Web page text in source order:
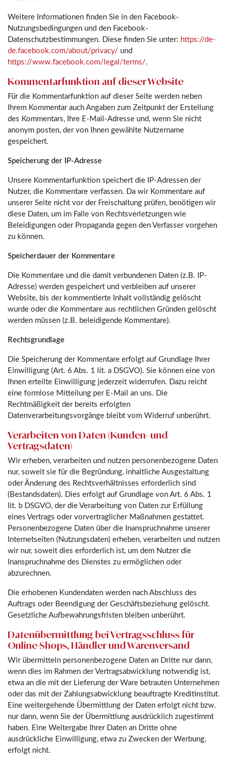
Weitere Informationen finden Sie in den Facebook-
Nutzungsbedingungen und den Facebook-
Datenschutzbestimmungen. Diese finden Sie unter: https://de-
de.facebook.com/about/privacy/ und
https://www.facebook.com/legal/terms/.
Kommentarfunktion auf dieser Website
Für die Kommentarfunktion auf dieser Seite werden neben
Ihrem Kommentar auch Angaben zum Zeitpunkt der Erstellung
des Kommentars, Ihre E-Mail-Adresse und, wenn Sie nicht
anonym posten, der von Ihnen gewählte Nutzername
gespeichert.
Speicherung der IP-Adresse
Unsere Kommentarfunktion speichert die IP-Adressen der
Nutzer, die Kommentare verfassen. Da wir Kommentare auf
unserer Seite nicht vor der Freischaltung prüfen, benötigen wir
diese Daten, um im Falle von Rechtsverletzungen wie
Beleidigungen oder Propaganda gegen den Verfasser vorgehen
zu können.
Speicherdauer der Kommentare
Die Kommentare und die damit verbundenen Daten (z.B. IP-
Adresse) werden gespeichert und verbleiben auf unserer
Website, bis der kommentierte Inhalt vollständig gelöscht
wurde oder die Kommentare aus rechtlichen Gründen gelöscht
werden müssen (z.B. beleidigende Kommentare).
Rechtsgrundlage
Die Speicherung der Kommentare erfolgt auf Grundlage Ihrer
Einwilligung (Art. 6 Abs. 1 lit. a DSGVO). Sie können eine von
Ihnen erteilte Einwilligung jederzeit widerrufen. Dazu reicht
eine formlose Mitteilung per E-Mail an uns. Die
Rechtmäßigkeit der bereits erfolgten
Datenverarbeitungsvorgänge bleibt vom Widerruf unberührt.
Verarbeiten von Daten (Kunden- und
Vertragsdaten)
Wir erheben, verarbeiten und nutzen personenbezogene Daten
nur, soweit sie für die Begründung, inhaltliche Ausgestaltung
oder Änderung des Rechtsverhältnisses erforderlich sind
(Bestandsdaten). Dies erfolgt auf Grundlage von Art. 6 Abs. 1
lit. b DSGVO, der die Verarbeitung von Daten zur Erfüllung
eines Vertrags oder vorvertraglicher Maßnahmen gestattet.
Personenbezogene Daten über die Inanspruchnahme unserer
Internetseiten (Nutzungsdaten) erheben, verarbeiten und nutzen
wir nur, soweit dies erforderlich ist, um dem Nutzer die
Inanspruchnahme des Dienstes zu ermöglichen oder
abzurechnen.
Die erhobenen Kundendaten werden nach Abschluss des
Auftrags oder Beendigung der Geschäftsbeziehung gelöscht.
Gesetzliche Aufbewahrungsfristen bleiben unberührt.
Datenübermittlung bei Vertragsschluss für
Online-Shops, Händler und Warenversand
Wir übermitteln personenbezogene Daten an Dritte nur dann,
wenn dies im Rahmen der Vertragsabwicklung notwendig ist,
etwa an die mit der Lieferung der Ware betrauten Unternehmen
oder das mit der Zahlungsabwicklung beauftragte Kreditinstitut.
Eine weitergehende Übermittlung der Daten erfolgt nicht bzw.
nur dann, wenn Sie der Übermittlung ausdrücklich zugestimmt
haben. Eine Weitergabe Ihrer Daten an Dritte ohne
ausdrückliche Einwilligung, etwa zu Zwecken der Werbung,
erfolgt nicht.